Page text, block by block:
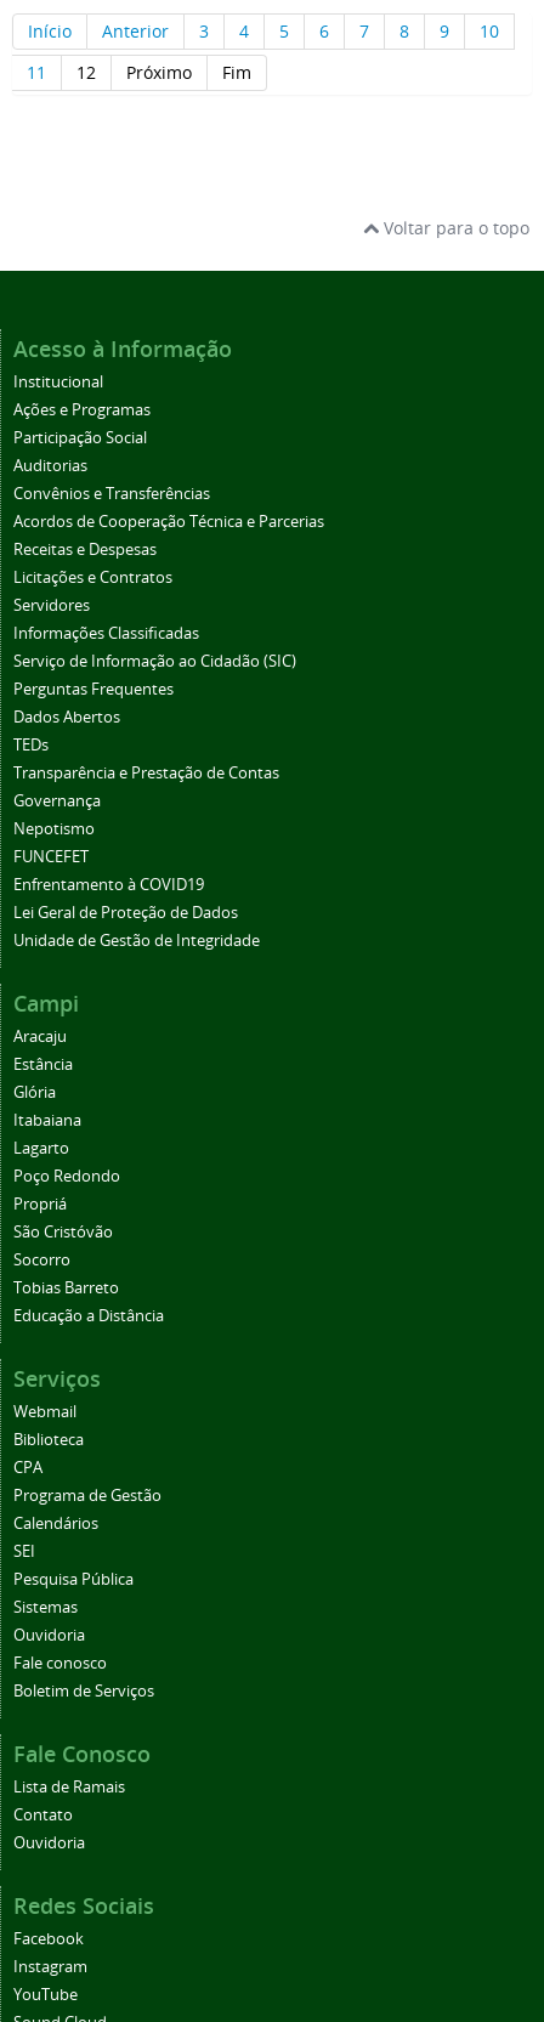
Início
Anterior 3 4 5 6 7 8 9
10
11
12 Próximo Fim
Voltar para o topo
Acesso à Informação
Institucional
Ações e Programas
Participação Social
Auditorias
Convênios e Transferências
Acordos de Cooperação Técnica e Parcerias
Receitas e Despesas
Licitações e Contratos
Servidores
Informações Classificadas
Serviço de Informação ao Cidadão (SIC)
Perguntas Frequentes
Dados Abertos
TEDs
Transparência e Prestação de Contas
Governança
Nepotismo
FUNCEFET
Enfrentamento à COVID19
Lei Geral de Proteção de Dados
Unidade de Gestão de Integridade
Campi
Aracaju
Estância
Glória
Itabaiana
Lagarto
Poço Redondo
Propriá
São Cristóvão
Socorro
Tobias Barreto
Educação a Distância
Serviços
Webmail
Biblioteca
CPA
Programa de Gestão
Calendários
SEI
Pesquisa Pública
Sistemas
Ouvidoria
Fale conosco
Boletim de Serviços
Fale Conosco
Lista de Ramais
Contato
Ouvidoria
Redes Sociais
Facebook
Instagram
YouTube